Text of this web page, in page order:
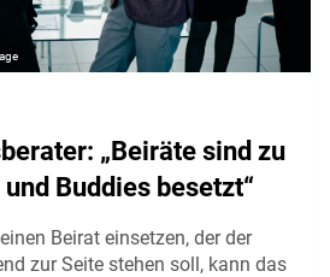
„Beiräte sind zu
Buddies besetzt“
Beirat einsetzen, der der
zur Seite stehen soll, kann das